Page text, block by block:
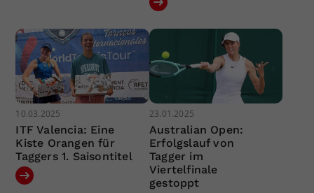
10.03.2025
ITF Valencia: Eine
Kiste Orangen für
Taggers 1. Saisontitel
23.01.2025
Australian Open:
Erfolgslauf von
Tagger im
Viertelfinale
gestoppt